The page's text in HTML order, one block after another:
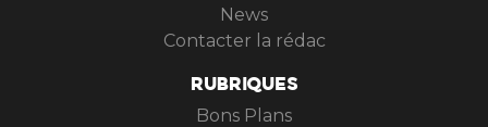
News
Contacter la rédac
RUBRIQUES
Bons Plans